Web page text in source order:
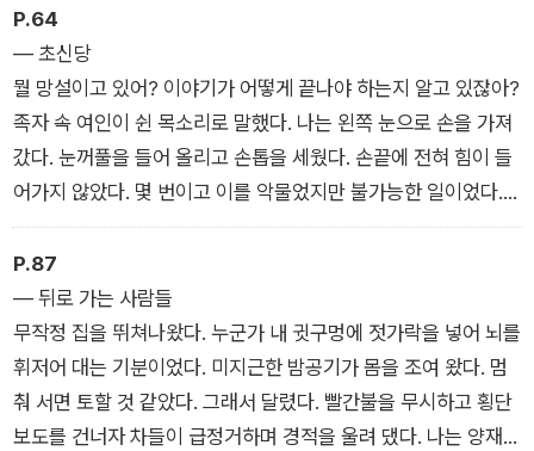
한집에 사는 시어머니와의 불화를 견디다 못해 뛰쳐 나와 급히 계
약한 월셋집에는 쓸 수 없는 방이 하나 있다. 어느 날부턴가 이상
한 소리가 들리는 그곳, 도대체 그 안에는 무엇이 있는 걸까?(닫
혀 있는 방) 어릴 때부터 엄마의 허영심을 채우기 위한 삶을 살아
온 여자가 선을 보는 자리에서 좀비로 변하는 질병에 감염됐다.
그녀에게는 어떤 일이 일어났을까?(내 이름은 제니) 때로는 어째
서 그런 무서운 일을 저지르는지 알 수 없는 이야기도 있는데(양
꼬치의 기쁨), 그 또한 그대로 즐기면 된다. 어떤 서사는 우리 안
에 내재하기도 하므로.
P.64
― 초신당
뭘 망설이고 있어? 이야기가 어떻게 끝나야 하는지 알고 있잖아?
족자 속 여인이 쉰 목소리로 말했다. 나는 왼쪽 눈으로 손을 가져
갔다. 눈꺼풀을 들어 올리고 손톱을 세웠다. 손끝에 전혀 힘이 들
어가지 않았다. 몇 번이고 이를 악물었지만 불가능한 일이었다.
결국 무릎을 꿇고 주저앉아 버렸다. 남아 있는 왼쪽 눈에서 쉴 새
없이 눈물이 흘러내렸다. 족자 속의 손이, 뱀 대가리처럼 스멀스
멀 비어져 나왔다. 눈을 감고 추한 구원의 손을 기다렸다.
P.87
― 뒤로 가는 사람들
무작정 집을 뛰쳐나왔다. 누군가 내 귓구멍에 젓가락을 넣어 뇌를
휘저어 대는 기분이었다. 미지근한 밤공기가 몸을 조여 왔다. 멈
춰 서면 토할 것 같았다. 그래서 달렸다. 빨간불을 무시하고 횡단
보도를 건너자 차들이 급정거하며 경적을 울려 댔다. 나는 양재천